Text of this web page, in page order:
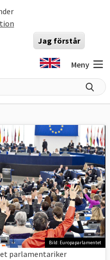
Jag förstår
Meny
Bild: Europaparlamentet
parlamentariker